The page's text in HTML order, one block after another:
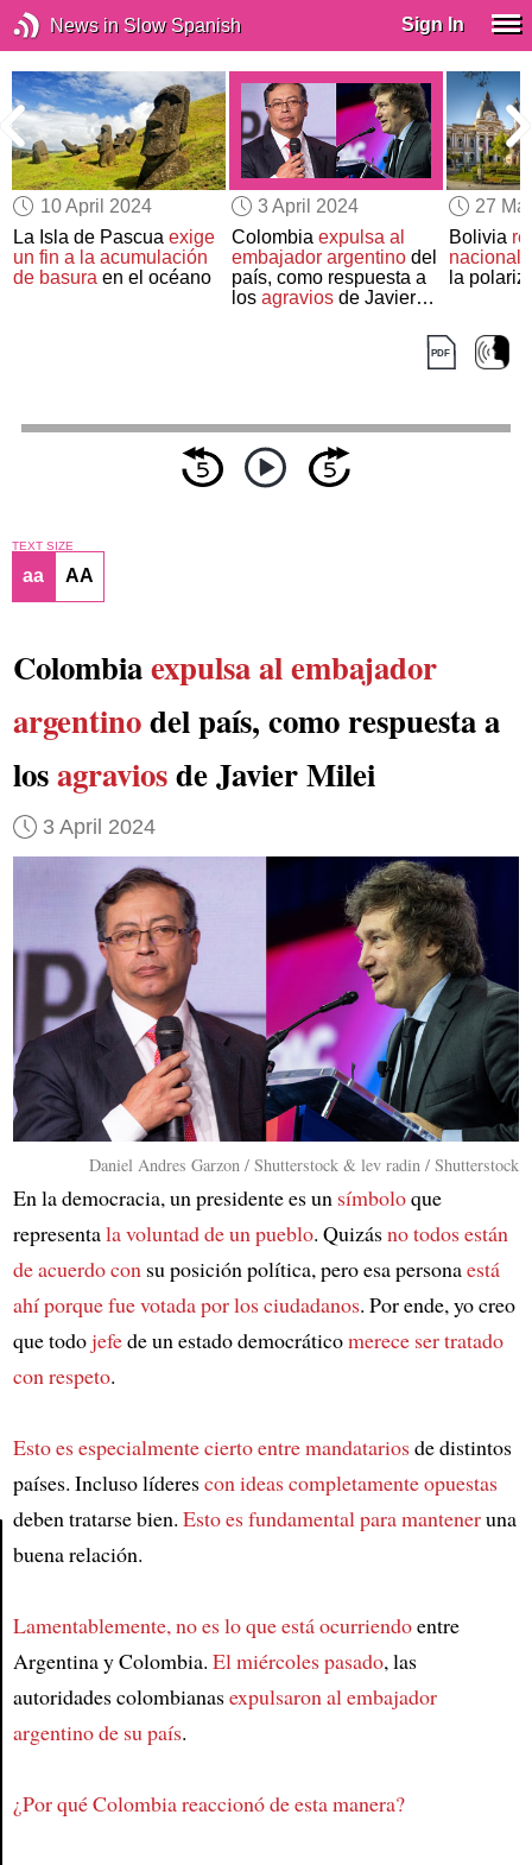
News in Slow Spanish Sign In
10 April 2024
La Isla de Pascuaexige
un fin a la acumulación
de basura en el océano
3 April 2024
Colombia expulsa al
embajador argentinodel
país, como respuesta a
los agraviosde Javier
27
Bolivia
nacional
la
TEXT SIZE
aa AA
Colombiaexpulsa al embajador
argentinodel país, como respuesta a
losagraviosde Javier Milei
3 April 2024
Daniel Andres Garzon / Shutterstock & lev radin / Shutterstock
En la democracia, un presidente es un símboloque
representala voluntad de un pueblo. Quizásno todos están
de acuerdo consu posición política, pero esa personaestá
ahí porque fue votada por los ciudadanos. Por ende, yo creo
que todojefede un estado democráticomerece ser tratado
con respeto.
Esto es especialmente cierto entre mandatariosde distintos
países. Incluso líderescon ideas completamente opuestas
deben tratarse bien. Esto es fundamental para manteneruna
buena relación.
Lamentablemente, no es lo que está ocurriendoentre
Argentina y Colombia. El miércoles pasado, las
autoridades colombianasexpulsaron al embajador
argentino de su país.
¿Por qué Colombia reaccionó de esta manera?